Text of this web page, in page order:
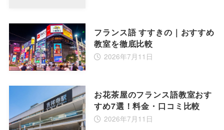
フランス語 すすきの｜おすすめ
教室を徹底比較
2026年7月11日
お花茶屋のフランス語教室おす
すめ7選！料金・口コミ比較
2026年7月11日